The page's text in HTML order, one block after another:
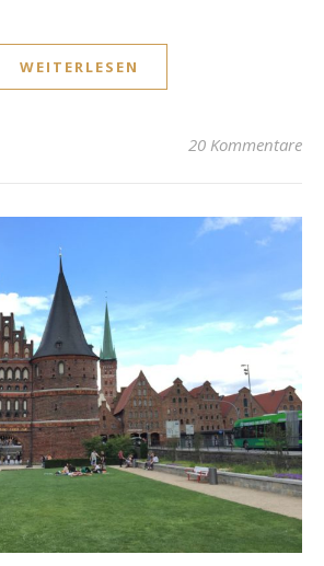
WEITERLESEN
20 Kommentare